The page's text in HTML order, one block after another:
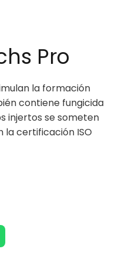
Pro
la formación
contiene fungicida
injertos se someten
certificación ISO